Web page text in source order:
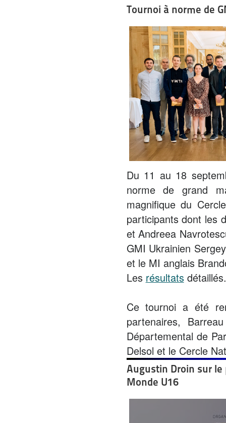
Tournoi à norme de
Du 11 au 18
norme de grand
magnifique du
participants dont les
et Andreea
GMI Ukrainien
et le MI anglais
Les résultats détaillés.
Ce tournoi a été
partenaires,
Départemental de
Delsol et le Cercle
Augustin Droin sur
Monde U16